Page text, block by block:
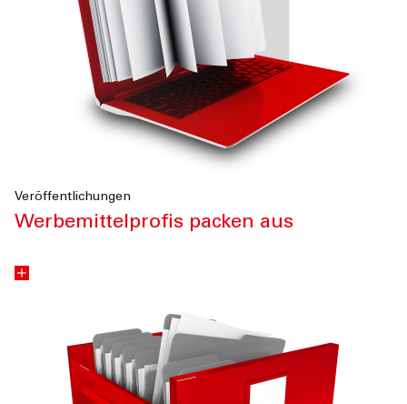
Veröffentlichungen
Werbemittelprofis packen aus